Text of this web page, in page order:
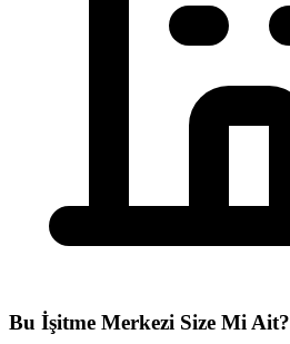
Bu İşitme Merkezi Size Mi Ait?